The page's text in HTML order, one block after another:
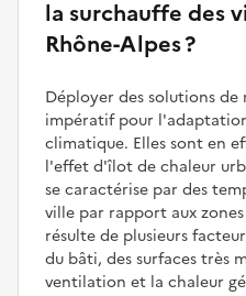
la surchauffe des
Rhône-Alpes ?
Déployer des solutions
impératif pour
climatique. Elles sont en
l'effet d'îlot de chaleur
se caractérise par des
ville par rapport aux
résulte de plusieurs
du bâti, des surfaces très
ventilation et la chaleur